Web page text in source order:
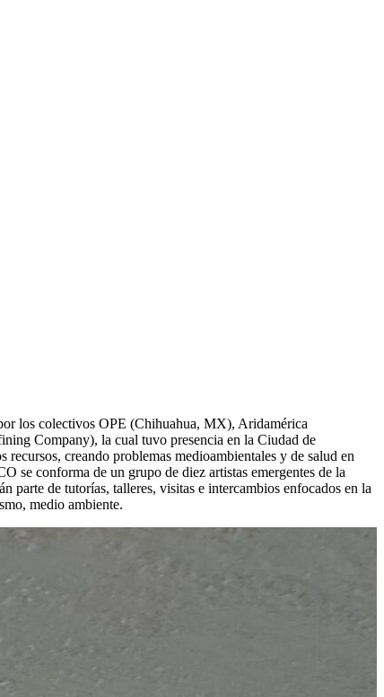
los colectivos OPE (Chihuahua, MX), Aridamérica
Company), la cual tuvo presencia en la Ciudad de
creando problemas medioambientales y de salud en
se conforma de un grupo de diez artistas emergentes de la
de tutorías, talleres, visitas e intercambios enfocados en la
medio ambiente.